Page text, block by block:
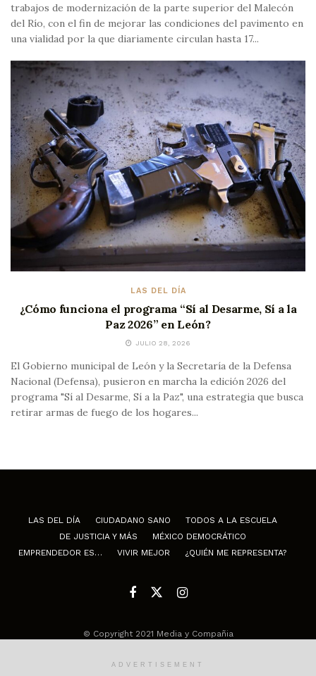
trabajos de modernización de la parte superior del Malecón
del Río, con el fin de mejorar las condiciones del pavimento en
una vialidad por la que diariamente circulan hasta 17...
LAS DEL DÍA
¿Cómo funciona el programa “Sí al Desarme, Sí a la
Paz 2026” en León?
JULIO 28, 2026
El Gobierno municipal de León y la Secretaría de la Defensa
Nacional (Defensa), pusieron en marcha la edición 2026 del
programa "Sí al Desarme, Sí a la Paz", una estrategia que busca
retirar armas de fuego de los hogares...
LAS DEL DÍA CIUDADANO SANO
TODOS A LA ESCUELA
DE JUSTICIA Y MÁS
MÉXICO DEMOCRÁTICO
EMPRENDEDOR ES…
VIVIR MEJOR ¿QUIÉN ME REPRESENTA?
© Copyright 2021 Media y Compañia
ADVERTISEMENT